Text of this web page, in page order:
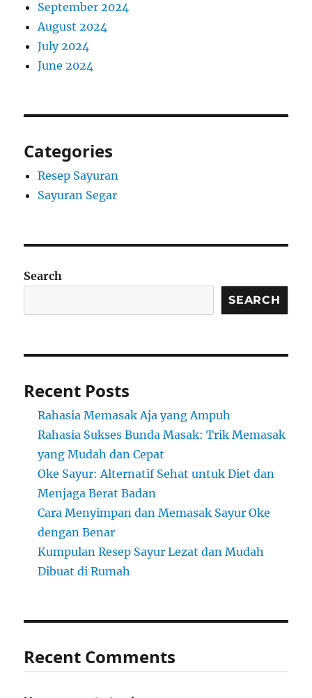
September 2024
August 2024
July 2024
June 2024
Categories
Resep Sayuran
Sayuran Segar
Search
SEARCH
Recent Posts
Rahasia Memasak Aja yang Ampuh
Rahasia Sukses Bunda Masak: Trik Memasak
yang Mudah dan Cepat
Oke Sayur: Alternatif Sehat untuk Diet dan
Menjaga Berat Badan
Cara Menyimpan dan Memasak Sayur Oke
dengan Benar
Kumpulan Resep Sayur Lezat dan Mudah
Dibuat di Rumah
Recent Comments